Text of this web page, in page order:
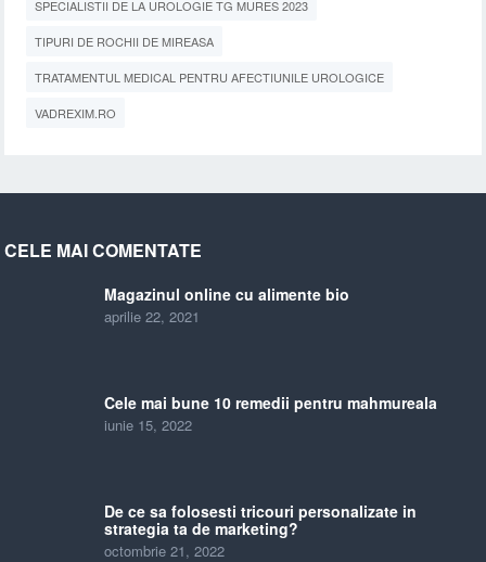
SPECIALISTII DE LA UROLOGIE TG MURES 2023
TIPURI DE ROCHII DE MIREASA
TRATAMENTUL MEDICAL PENTRU AFECTIUNILE UROLOGICE
VADREXIM.RO
CELE MAI COMENTATE
Magazinul online cu alimente bio
aprilie 22, 2021
Cele mai bune 10 remedii pentru mahmureala
iunie 15, 2022
De ce sa folosesti tricouri personalizate in
strategia ta de marketing?
octombrie 21, 2022